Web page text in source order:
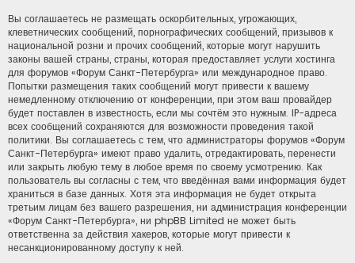
Вы соглашаетесь не размещать оскорбительных, угрожающих,
клеветнических сообщений, порнографических сообщений, призывов к
национальной розни и прочих сообщений, которые могут нарушить
законы вашей страны, страны, которая предоставляет услуги хостинга
для форумов «Форум Санкт-Петербурга» или международное право.
Попытки размещения таких сообщений могут привести к вашему
немедленному отключению от конференции, при этом ваш провайдер
будет поставлен в известность, если мы сочтём это нужным. IP-адреса
всех сообщений сохраняются для возможности проведения такой
политики. Вы соглашаетесь с тем, что администраторы форумов «Форум
Санкт-Петербурга» имеют право удалить, отредактировать, перенести
или закрыть любую тему в любое время по своему усмотрению. Как
пользователь вы согласны с тем, что введённая вами информация будет
храниться в базе данных. Хотя эта информация не будет открыта
третьим лицам без вашего разрешения, ни администрация конференции
«Форум Санкт-Петербурга», ни phpBB Limited не может быть
ответственна за действия хакеров, которые могут привести к
несанкционированному доступу к ней.